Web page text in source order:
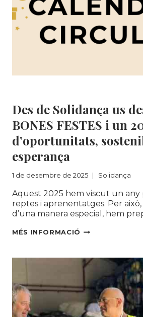
Des de Solidança us
BONES FESTES i un
d’oportunitats,
esperança
1 de desembre de 2025 Solidança
Aquest 2025 hem viscut un any
reptes i aprenentatges. Per
d’una manera especial, hem
MÉS INFORMACIÓ DES
US
DESITGEM
BONES
FESTES
I
UN